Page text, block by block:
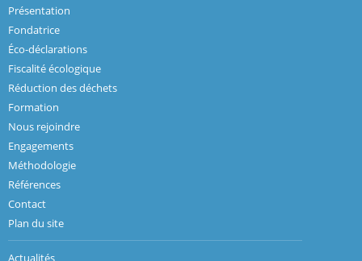
Présentation
Fondatrice
Éco-déclarations
Fiscalité écologique
Réduction des déchets
Formation
Nous rejoindre
Engagements
Méthodologie
Références
Contact
Plan du site
Actualités